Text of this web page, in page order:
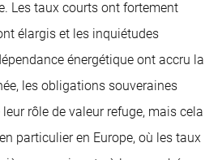
Les taux courts ont fortement
élargis et les inquiétudes
énergétique ont accru la
les obligations souveraines
rôle de valeur refuge, mais cela
particulier en Europe, où les taux